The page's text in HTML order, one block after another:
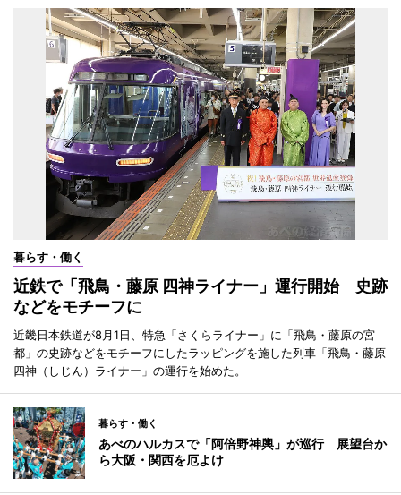
暮らす・働く
近鉄で「飛鳥・藤原 四神ライナー」運行開始 史跡
などをモチーフに
近畿日本鉄道が8月1日、特急「さくらライナー」に「飛鳥・藤原の宮
都」の史跡などをモチーフにしたラッピングを施した列車「飛鳥・藤原
四神（しじん）ライナー」の運行を始めた。
暮らす・働く
あべのハルカスで「阿倍野神輿」が巡行 展望台か
ら大阪・関西を厄よけ